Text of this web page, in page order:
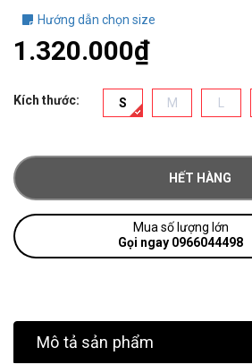
Hướng dẫn chọn size
1.320.000₫
Kích thước: S M
HẾT HÀNG
Mua số lượng lớn
Gọi ngay 0966044498
Mô tả sản phẩm